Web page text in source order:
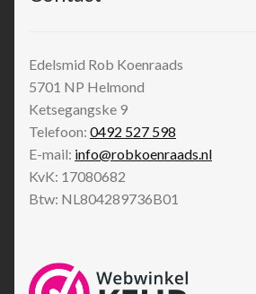
Edelsmid Rob Koenraads
5701 NP Helmond
Ketsegangske 9
Telefoon: 0492 527 598
E-mail: info@robkoenraads.nl
KvK: 17080682
Btw: NL804289736B01